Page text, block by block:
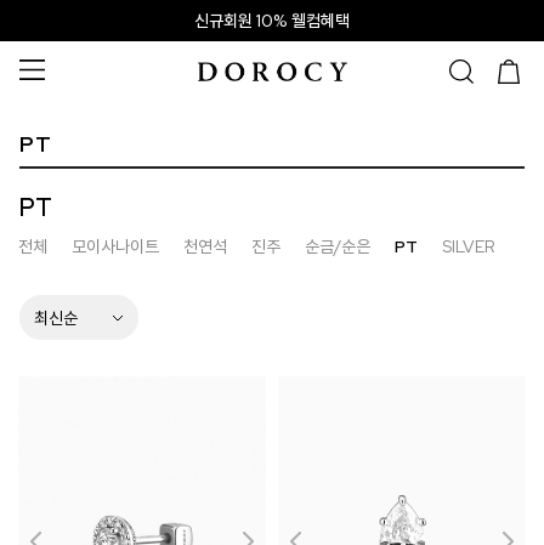
신규회원 10% 웰컴혜택
PT
PT
전체 모이사나이트 천연석 진주 순금/순은 PT SILVER